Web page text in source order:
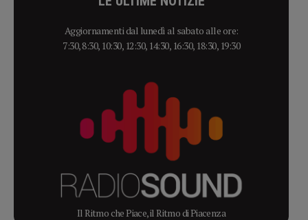
Aggiornamenti dal lunedì al sabato alle ore:
7:30, 8:30, 10:30, 12:30, 14:30, 16:30, 18:30, 19:30
Il Ritmo che Piace, il Ritmo di Piacenza